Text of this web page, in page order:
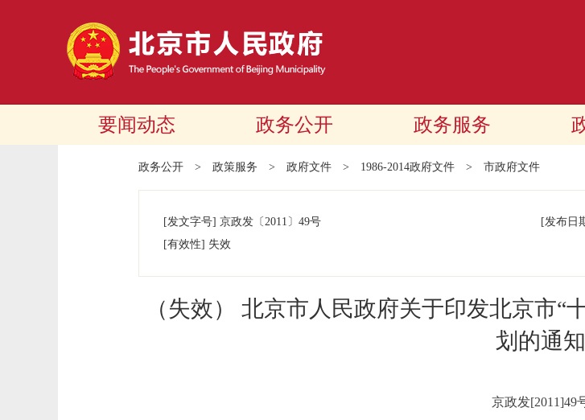
要闻动态 政务公开 政务服务
政务公开 > 政策服务 > 政府文件 > 1986-2014政府文件 > 市政府文件
[发文字号] 京政发 〔2011〕 49号 [发布日
[有效性] 失效
（失效） 北京市人民政府关于印发北京市
划的通知
京政发[2011]49